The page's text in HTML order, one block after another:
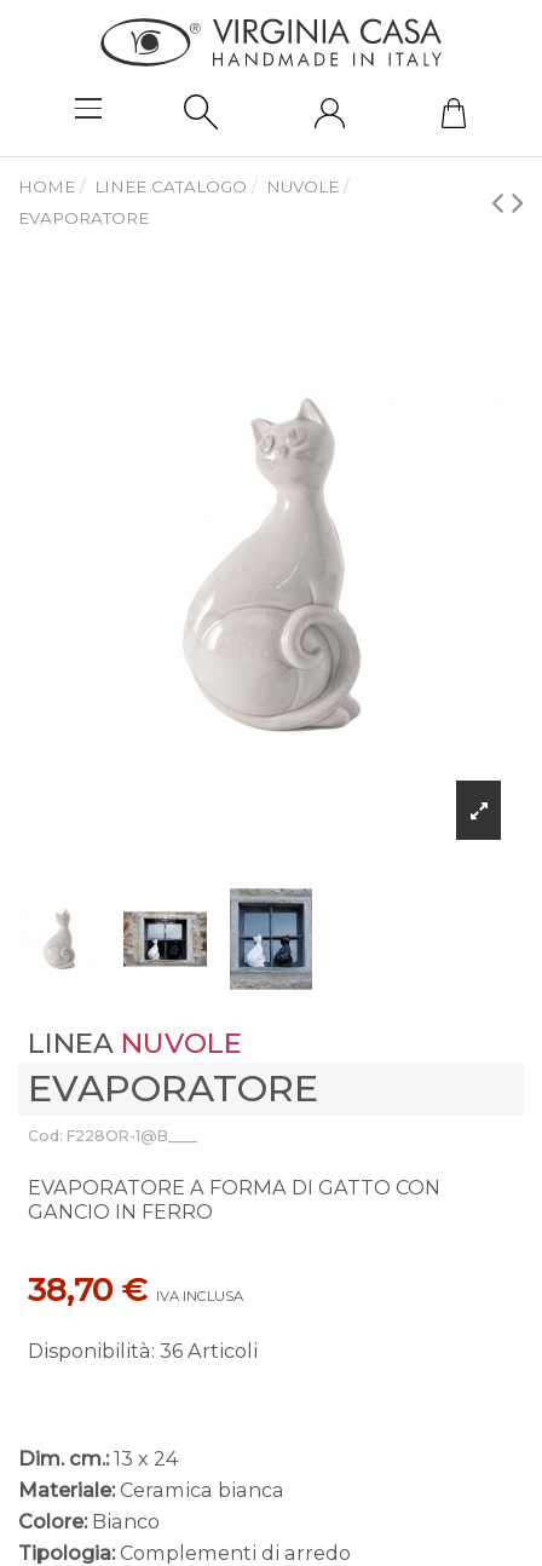
HOME LINEE CATALOGO
NUVOLE
EVAPORATORE
LINEA NUVOLE
EVAPORATORE
Cod: F228OR-1@B____
EVAPORATORE A FORMA DI GATTO CON
GANCIO IN FERRO
38,70 € IVA INCLUSA
Disponibilità: 36 Articoli
Dim. cm.: 13 x 24
Materiale: Ceramica bianca
Colore: Bianco
Tipologia: Complementi di arredo